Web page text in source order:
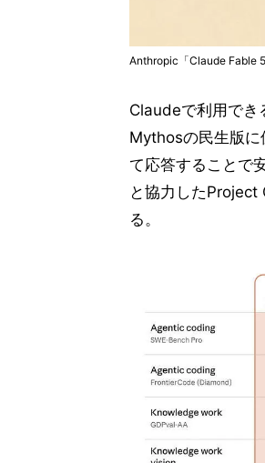
Anthropic「Claude Fable
Claudeで利用でき
Mythosの民生版に
て応答することで
と協力したProject
る。